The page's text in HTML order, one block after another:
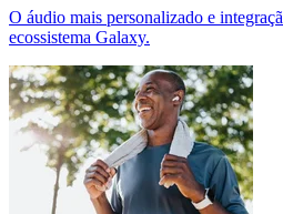
O áudio mais personalizado e
ecossistema Galaxy.